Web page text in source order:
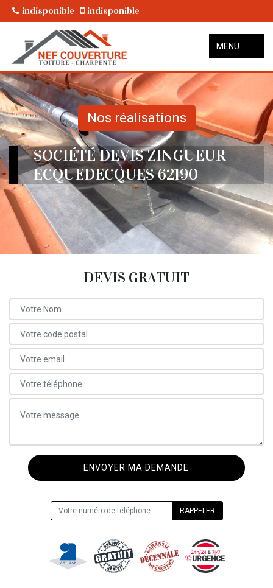
indisponible indisponible
MENU
Nos réalisations
SOCIÉTÉ DEVIS ZINGUEUR
ECQUEDECQUES 62190
DEVIS GRATUIT